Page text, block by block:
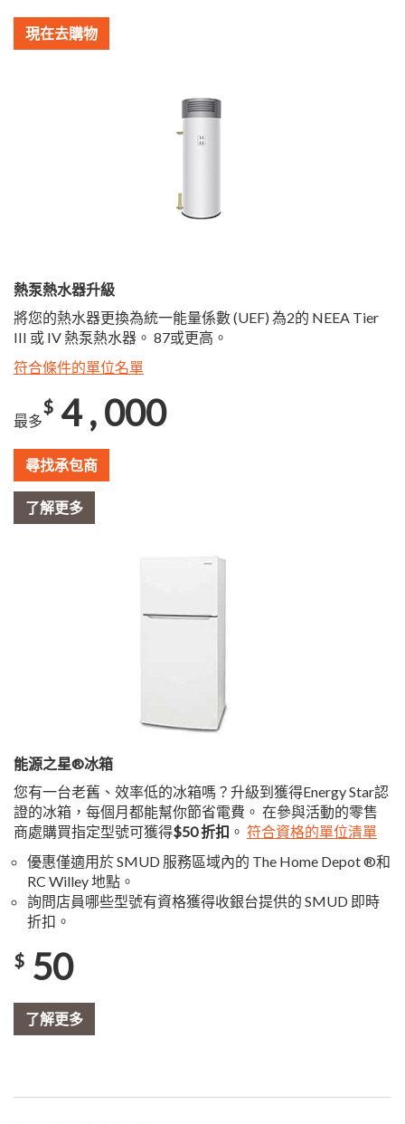
現在去購物
熱泵熱水器升級
將您的熱水器更換為統一能量係數 (UEF) 為2的 NEEA Tier
III 或 IV 熱泵熱水器。 87或更高。
符合條件的單位名單
最多
$ 4 , 000
尋找承包商
了解更多
能源之星®冰箱
您有一台老舊、效率低的冰箱嗎？升級到獲得Energy Star認
證的冰箱，每個月都能幫你節省電費。 在參與活動的零售
商處購買指定型號可獲得$50 折扣 。 符合資格的單位清單
優惠僅適用於 SMUD 服務區域內的 The Home Depot ®和
RC Willey 地點。
詢問店員哪些型號有資格獲得收銀台提供的 SMUD 即時
折扣。
$ 50
了解更多